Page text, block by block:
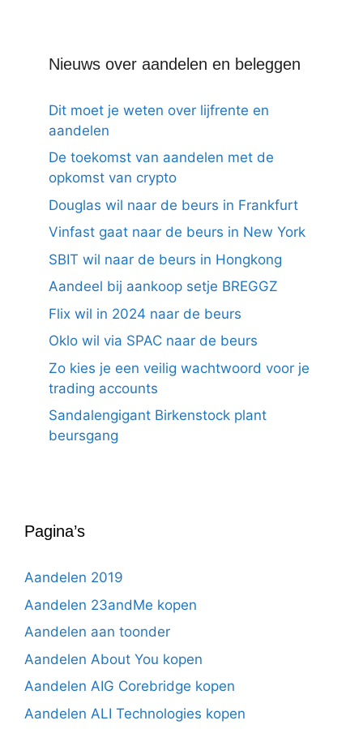
Nieuws over aandelen en beleggen
Dit moet je weten over lijfrente en
aandelen
De toekomst van aandelen met de
opkomst van crypto
Douglas wil naar de beurs in Frankfurt
Vinfast gaat naar de beurs in New York
SBIT wil naar de beurs in Hongkong
Aandeel bij aankoop setje BREGGZ
Flix wil in 2024 naar de beurs
Oklo wil via SPAC naar de beurs
Zo kies je een veilig wachtwoord voor je
trading accounts
Sandalengigant Birkenstock plant
beursgang
Pagina’s
Aandelen 2019
Aandelen 23andMe kopen
Aandelen aan toonder
Aandelen About You kopen
Aandelen AIG Corebridge kopen
Aandelen ALI Technologies kopen